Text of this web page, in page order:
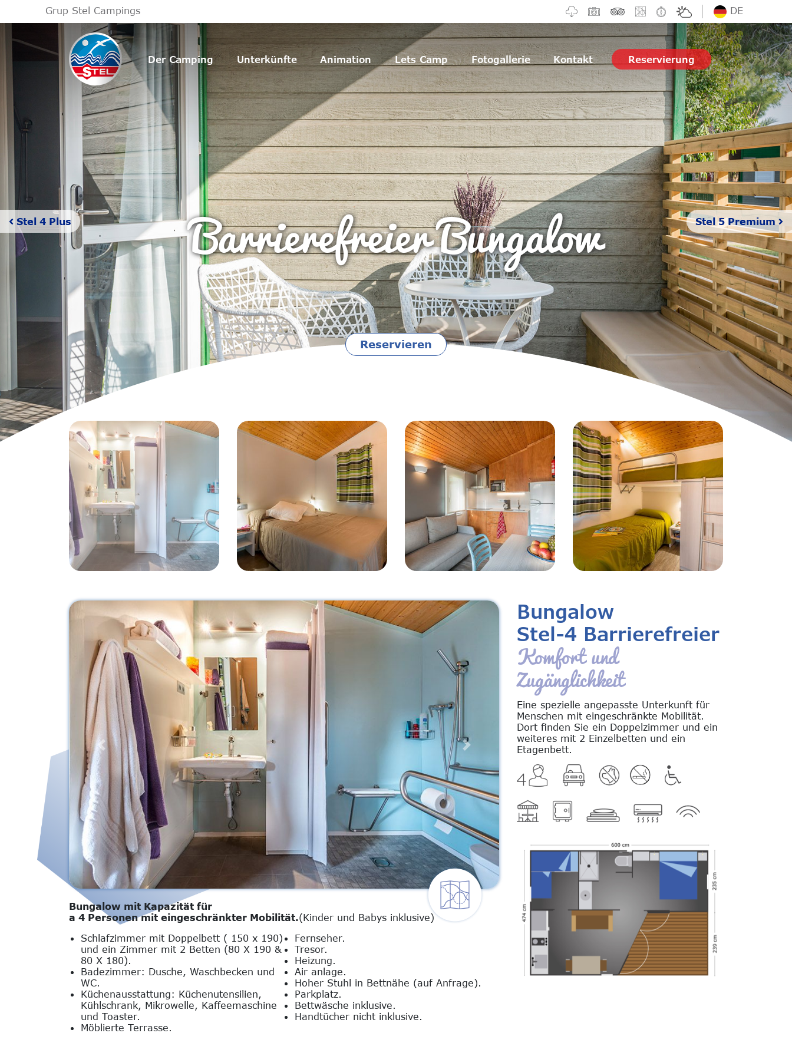
Grup Stel Campings DE
Der Camping Unterkünfte Animation Lets Camp Fotogallerie Kontakt Reservierung
Barrierefreier Bungalow
Stel 4 Plus Stel 5 Premium
Reservieren
Bungalow
Stel-4 Barrierefreier
Komfort und
Zugänglichkeit
Eine spezielle angepasste Unterkunft für
Menschen mit eingeschränkte Mobilität.
Dort finden Sie ein Doppelzimmer und ein
weiteres mit 2 Einzelbetten und ein
Etagenbett.
Previous Next
Bungalow mit Kapazität für
a 4 Personen mit eingeschränkter Mobilität.(Kinder und Babys inklusive)
Schlafzimmer mit Doppelbett ( 150 x 190)
und ein Zimmer mit 2 Betten (80 X 190 &
80 X 180).
Badezimmer: Dusche, Waschbecken und
WC.
Küchenausstattung: Küchenutensilien,
Kühlschrank, Mikrowelle, Kaffeemaschine
und Toaster.
Möblierte Terrasse.
Fernseher.
Tresor.
Heizung.
Air anlage.
Hoher Stuhl in Bettnähe (auf Anfrage).
Parkplatz.
Bettwäsche inklusive.
Handtücher nicht inklusive.